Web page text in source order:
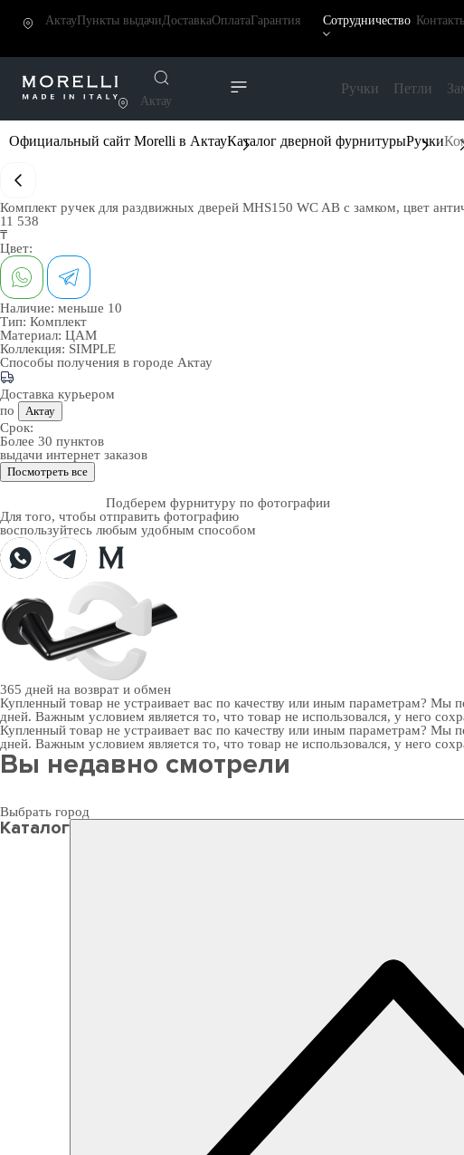
АктауПункты выдачиДоставкаОплатаГарантия Сотрудничество
Актау
Ручки Петли
Официальный сайт Morelli в АктауКаталог дверной фурнитурыРучки
Комплект ручек для раздвижных дверей MHS150 WC AB с замком, цвет
11 538
₸
Цвет:
Наличие: меньше 10
Тип: Комплект
Материал: ЦАМ
Коллекция: SIMPLE
Способы получения в городе Актау
Доставка курьером
по
Актау
Срок:
Более 30 пунктов
выдачи интернет заказов
Посмотреть все
Подберем фурнитуру по фотографии
Для того, чтобы отправить фотографию
воспользуйтесь любым удобным способом
365 дней на возврат и обмен
Купленный товар не устраивает вас по качеству или иным параметрам?
дней. Важным условием является то, что товар не использовался, у него
Купленный товар не устраивает вас по качеству или иным параметрам?
дней. Важным условием является то, что товар не использовался, у него
Вы недавно смотрели
Выбрать город
Каталог